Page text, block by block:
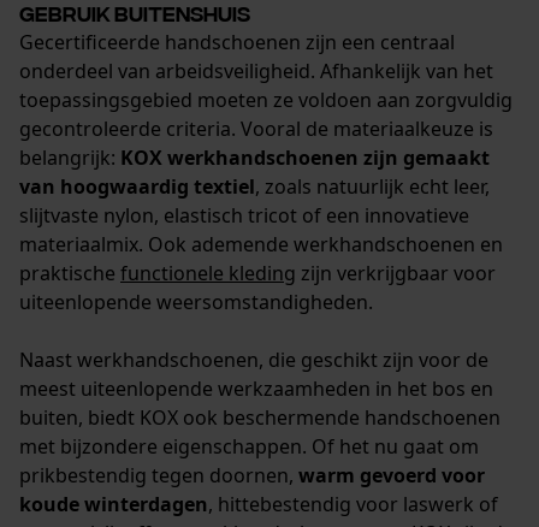
gebruik buitenshuis
Gecertificeerde handschoenen zijn een centraal
onderdeel van arbeidsveiligheid. Afhankelijk van het
toepassingsgebied moeten ze voldoen aan zorgvuldig
gecontroleerde criteria. Vooral de materiaalkeuze is
belangrijk: KOX werkhandschoenen zijn gemaakt
van hoogwaardig textiel, zoals natuurlijk echt leer,
slijtvaste nylon, elastisch tricot of een innovatieve
materiaalmix. Ook ademende werkhandschoenen en
praktische functionele kleding zijn verkrijgbaar voor
uiteenlopende weersomstandigheden.
Naast werkhandschoenen, die geschikt zijn voor de
meest uiteenlopende werkzaamheden in het bos en
buiten, biedt KOX ook beschermende handschoenen
met bijzondere eigenschappen. Of het nu gaat om
prikbestendig tegen doornen, warm gevoerd voor
koude winterdagen, hittebestendig voor laswerk of
Prestatie en functionele
Cookies
Loop54 Personalization
Gepersonaliseerde homepage
Opgeslagen winkelwagen
Persoonlijke begroeting
Geo-IP en gebruikersdetectie
YouTube-video's
Google Maps
Marketing Cookies